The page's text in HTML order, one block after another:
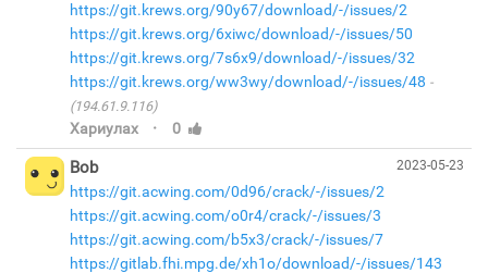
https://git.krews.org/90y67/download/-/issues/2
https://git.krews.org/6xiwc/download/-/issues/50
https://git.krews.org/7s6x9/download/-/issues/32
https://git.krews.org/ww3wy/download/-/issues/48
(194.61.9.116)
Хариулах · 0
2023-05-23
Bob
https://git.acwing.com/0d96/crack/-/issues/2
https://git.acwing.com/o0r4/crack/-/issues/3
https://git.acwing.com/b5x3/crack/-/issues/7
https://gitlab.fhi.mpg.de/xh1o/download/-/issues/143